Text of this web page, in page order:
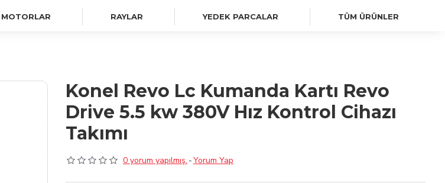
MOTORLAR RAYLAR YEDEK PARCALAR TÜM ÜRÜNLER
Konel Revo Lc Kumanda Kartı Revo
Drive 5.5 kw 380V Hız Kontrol Cihazı
Takımı
0 yorum yapılmış. -Yorum Yap